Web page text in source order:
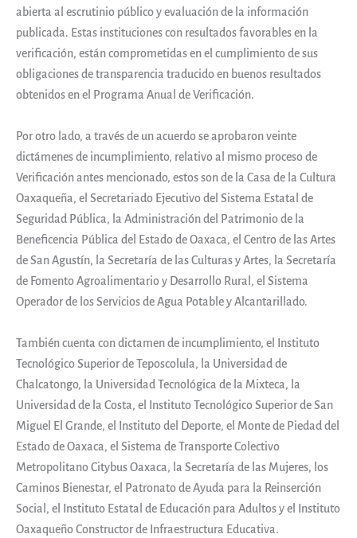
abierta al escrutinio público y evaluación de la información
publicada. Estas instituciones con resultados favorables en la
verificación, están comprometidas en el cumplimiento de sus
obligaciones de transparencia traducido en buenos resultados
obtenidos en el Programa Anual de Verificación.
Por otro lado, a través de un acuerdo se aprobaron veinte
dictámenes de incumplimiento, relativo al mismo proceso de
Verificación antes mencionado, estos son de la Casa de la Cultura
Oaxaqueña, el Secretariado Ejecutivo del Sistema Estatal de
Seguridad Pública, la Administración del Patrimonio de la
Beneficencia Pública del Estado de Oaxaca, el Centro de las Artes
de San Agustín, la Secretaría de las Culturas y Artes, la Secretaría
de Fomento Agroalimentario y Desarrollo Rural, el Sistema
Operador de los Servicios de Agua Potable y Alcantarillado.
También cuenta con dictamen de incumplimiento, el Instituto
Tecnológico Superior de Teposcolula, la Universidad de
Chalcatongo, la Universidad Tecnológica de la Mixteca, la
Universidad de la Costa, el Instituto Tecnológico Superior de San
Miguel El Grande, el Instituto del Deporte, el Monte de Piedad del
Estado de Oaxaca, el Sistema de Transporte Colectivo
Metropolitano Citybus Oaxaca, la Secretaría de las Mujeres, los
Caminos Bienestar, el Patronato de Ayuda para la Reinserción
Social, el Instituto Estatal de Educación para Adultos y el Instituto
Oaxaqueño Constructor de Infraestructura Educativa.